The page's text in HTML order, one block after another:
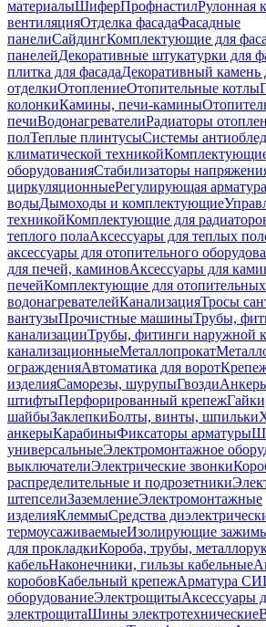
материалыШиферПрофнастилРулонная
вентиляцияОтделка фасадаФасадные
панелиСайдингКомплектующие для
панелейДекоративные штукатурки для
плитка для фасадаДекоративный камень
отделкиОтоплениеОтопительные котлы
колонкиКамины, печи-камины
печиВодонагревателиРадиаторы
полТеплые плинтусыСистемы
климатической техникой
оборудованияСтабилизаторы
циркуляционныеРегулирующая арматура
водыДымоходы и комплектующие
техникойКомплектующие для
теплого полаАксессуары для теплых
аксессуары для отопительного
для печей, каминовАксессуары для
печейКомплектующие для отопительных
водонагревателейКанализацияТросы
вантузыПрочистные машиныТрубы,
канализацииТрубы, фитинги наружной
канализационныеМеталлопрокат
огражденияАвтоматика для ворот
изделияСаморезы, шурупыГвозди
штифтыПерфорированный крепеж
шайбыЗаклепкиБолты, винты, шпильки
анкерыКарабиныФиксаторы арматуры
универсальныеЭлектромонтажное
выключателиЭлектрические звонки
распределительные и подрозетники
штепселиЗаземлениеЭлектромонтажные
изделияКлеммыСредства
термоусаживаемыеИзолирующие
для прокладкиКороба, трубы,
кабельНаконечники, гильзы кабельные
коробовКабельный крепежАрматура
оборудованиеЭлектрощитыАксессуары
электрощитаШины электротехнические